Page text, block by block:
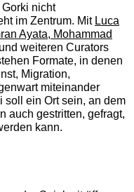
nicht
im Zentrum. Mit Luca
Ayata, Mohammad
weiteren Curators
Formate, in denen
Migration,
miteinander
soll ein Ort sein, an dem
auch gestritten, gefragt,
kann.